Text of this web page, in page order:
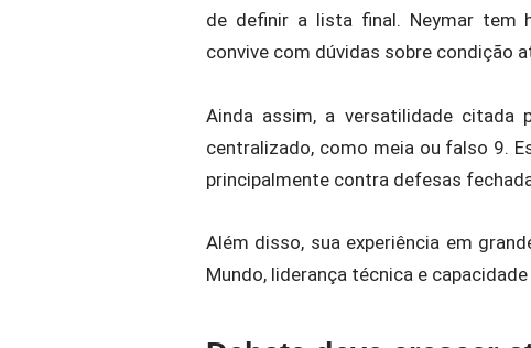
de definir a lista final. Neymar tem
convive com dúvidas sobre condição
Ainda assim, a versatilidade citada
centralizado, como meia ou falso 9.
principalmente contra defesas
Além disso, sua experiência em
Mundo, liderança técnica e